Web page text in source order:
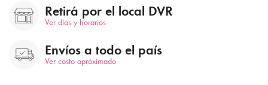
Retirá por el local DVR
Ver días y horarios
Envíos a todo el país
Ver costo apróximado